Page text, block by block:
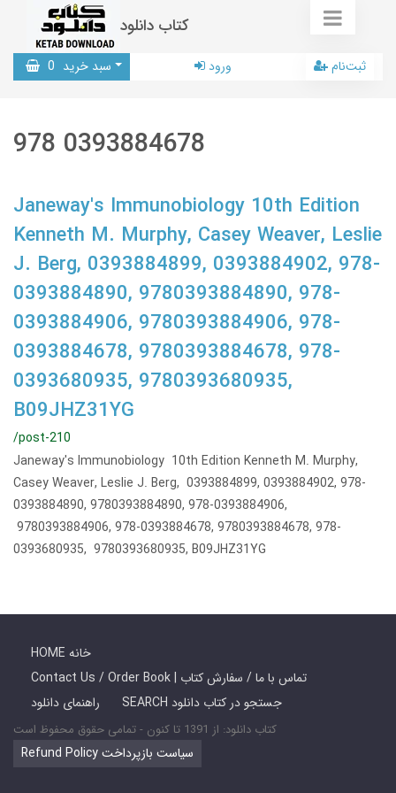
کتاب دانلود
سبد خرید 0 ورود ثبت‌نام
978 0393884678
Janeway's Immunobiology 10th Edition
Kenneth M. Murphy, Casey Weaver, Leslie
J. Berg, 0393884899, 0393884902, 978-
0393884890, 9780393884890, 978-
0393884906, 9780393884906, 978-
0393884678, 9780393884678, 978-
0393680935, 9780393680935,
B09JHZ31YG
/post-210
Janeway's Immunobiology 10th Edition Kenneth M. Murphy,
Casey Weaver, Leslie J. Berg, 0393884899, 0393884902, 978-
0393884890, 9780393884890, 978-0393884906,
9780393884906, 978-0393884678, 9780393884678, 978-
0393680935, 9780393680935, B09JHZ31YG
HOME خانه
Contact Us / Order Book | تماس با ما / سفارش کتاب
راهنمای دانلود
SEARCH جستجو در کتاب دانلود
کتاب دانلود: از 1391 تا کنون - تمامی حقوق محفوظ است
Refund Policy سیاست بازپرداخت